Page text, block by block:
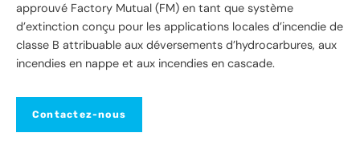
approuvé Factory Mutual (FM) en tant que système
d’extinction conçu pour les applications locales d’incendie de
classe B attribuable aux déversements d’hydrocarbures, aux
incendies en nappe et aux incendies en cascade.
Contactez-nous